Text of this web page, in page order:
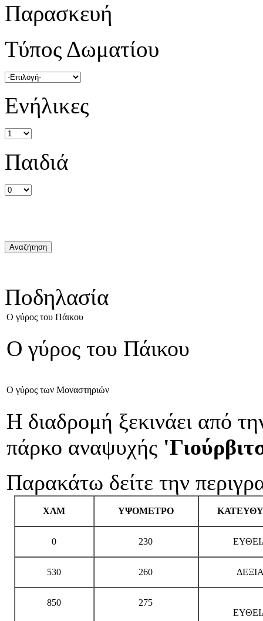
Παρασκευή
Τύπος Δωματίου
Ενήλικες
Παιδιά
Ποδηλασία
Ο γύρος του Πάικου
Ο γύρος του Πάικου
Ο γύρος των Μοναστηριών
H διαδρομή ξεκινάει από
πάρκο αναψυχής
Παρακάτω δείτε την
ΧΛΜ ΥΨΟΜΕΤΡΟ
0 230
530 260
850
275